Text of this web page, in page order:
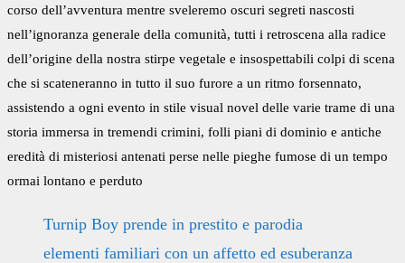
corso dell’avventura mentre sveleremo oscuri segreti nascosti
nell’ignoranza generale della comunità, tutti i retroscena alla radice
dell’origine della nostra stirpe vegetale e insospettabili colpi di scena
che si scateneranno in tutto il suo furore a un ritmo forsennato,
assistendo a ogni evento in stile visual novel delle varie trame di una
storia immersa in tremendi crimini, folli piani di dominio e antiche
eredità di misteriosi antenati perse nelle pieghe fumose di un tempo
ormai lontano e perduto
Turnip Boy prende in prestito e parodia
elementi familiari con un affetto ed esuberanza